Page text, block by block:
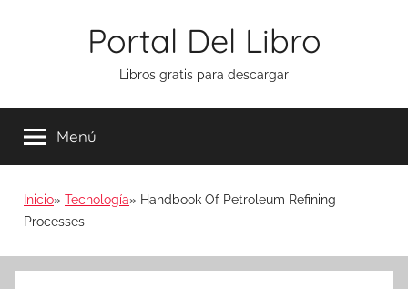
Portal Del Libro
Libros gratis para descargar
Menú
Inicio Tecnología
Handbook Of Petroleum Refining
Processes